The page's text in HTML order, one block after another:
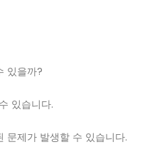
있을까?
있습니다.
문제가 발생할 수 있습니다.